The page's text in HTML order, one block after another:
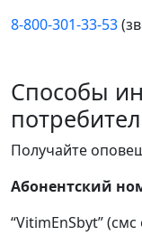
8-800-301-33-53
Способы
Получайте
Абонентский
“VitimEnSbyt”